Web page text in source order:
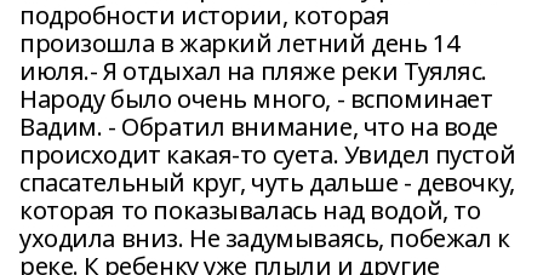
подробности истории, которая
произошла в жаркий летний день 14
июля.- Я отдыхал на пляже реки Туяляс.
Народу было очень много, - вспоминает
Вадим. - Обратил внимание, что на воде
происходит какая-то суета. Увидел пустой
спасательный круг, чуть дальше - девочку,
которая то показывалась над водой, то
уходила вниз. Не задумываясь, побежал к
реке. К ребенку уже плыли и другие